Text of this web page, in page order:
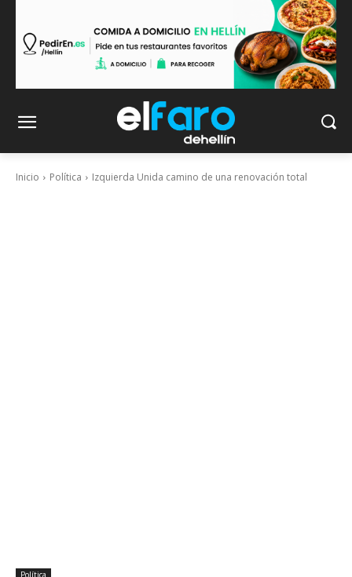
Inicio Política Izquierda Unida camino de una renovación total